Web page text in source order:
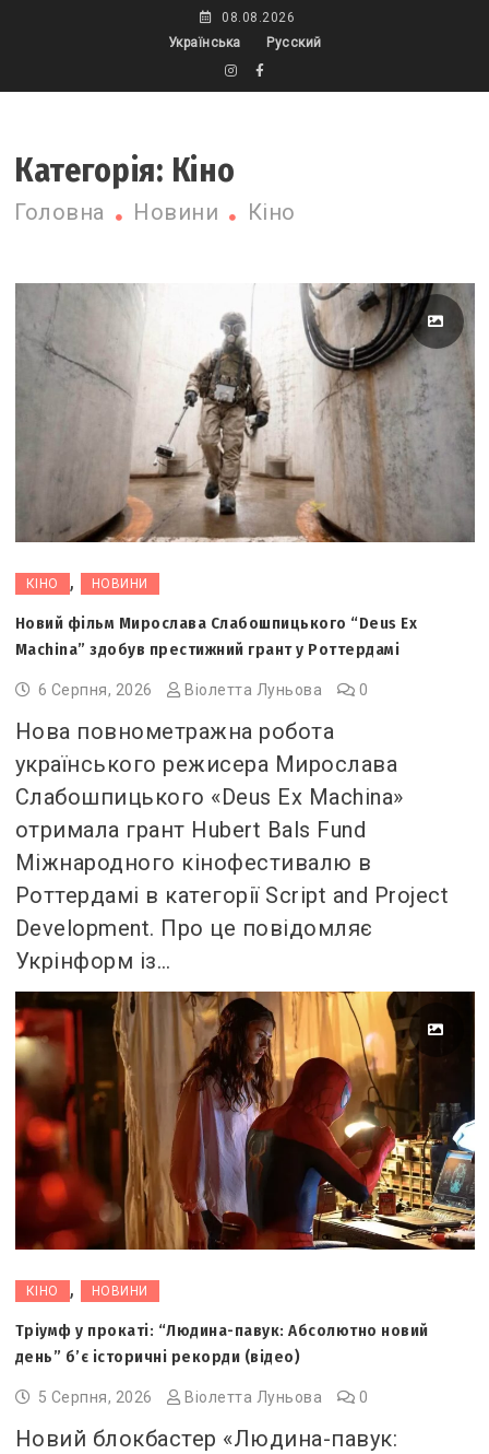
08.08.2026
Українська
Русский
Категорія: Кіно
Головна Новини Кіно
КІНО , НОВИНИ
Новий фільм Мирослава Слабошпицького “Deus Ex
Machina” здобув престижний грант у Роттердамі
6 Серпня, 2026 Віолетта Луньова 0
Нова повнометражна робота
українського режисера Мирослава
Слабошпицького «Deus Ex Machina»
отримала грант Hubert Bals Fund
Міжнародного кінофестивалю в
Роттердамі в категорії Script and Project
Development. Про це повідомляє
Укрінформ із…
КІНО , НОВИНИ
Тріумф у прокаті: “Людина-павук: Абсолютно новий
день” б’є історичні рекорди (відео)
5 Серпня, 2026 Віолетта Луньова 0
Новий блокбастер «Людина-павук: